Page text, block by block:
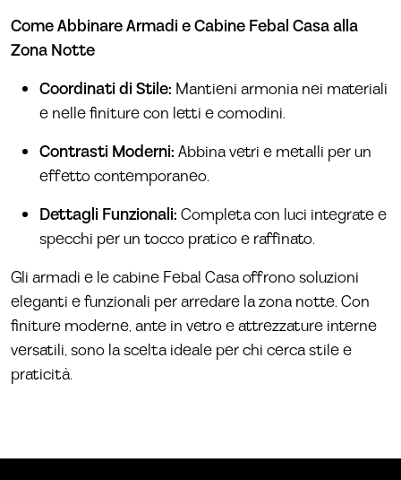
Come Abbinare Armadi e Cabine Febal Casa alla
Zona Notte
Coordinati di Stile: Mantieni armonia nei materiali
e nelle finiture con letti e comodini.
Contrasti Moderni: Abbina vetri e metalli per un
effetto contemporaneo.
Dettagli Funzionali: Completa con luci integrate e
specchi per un tocco pratico e raffinato.
Gli armadi e le cabine Febal Casa offrono soluzioni
eleganti e funzionali per arredare la zona notte. Con
finiture moderne, ante in vetro e attrezzature interne
versatili, sono la scelta ideale per chi cerca stile e
praticità.